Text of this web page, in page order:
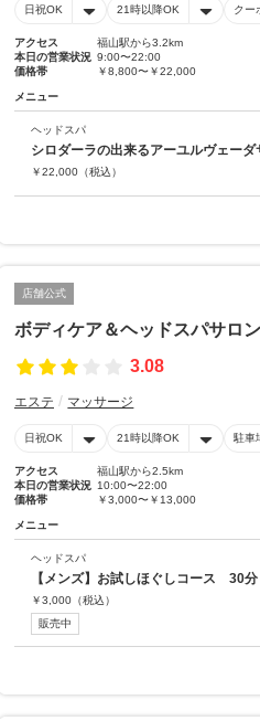
日祝OK 21時以降OK クー
アクセス
福山駅から3.2km
本日の営業状況 9:00〜22:00
価格帯
￥8,800〜￥22,000
メニュー
ヘッドスパ
シロダーラの出来るアーユルヴェーダ
￥22,000 （税込）
店舗公式
ボディケア＆ヘッドスパサロ
3.08
エステ マッサージ
日祝OK 21時以降OK 駐車
アクセス
福山駅から2.5km
本日の営業状況 10:00〜22:00
価格帯
￥3,000〜￥13,000
メニュー
ヘッドスパ
【メンズ】お試しほぐしコース 30分
￥3,000 （税込）
販売中